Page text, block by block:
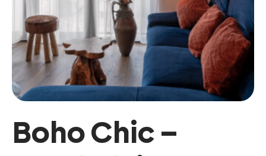
Boho Chic –